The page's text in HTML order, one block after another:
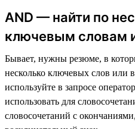
AND — найти по
ключевым словам
Бывает, нужны резюме, в
несколько ключевых слов или
используйте в запросе
использовать для
словосочетаний с